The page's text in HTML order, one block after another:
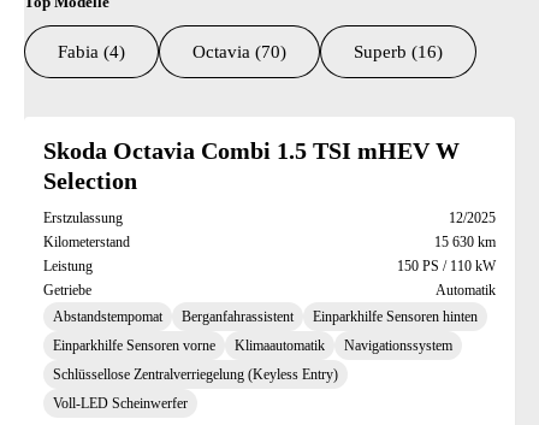
Fabia (4) Octavia (70) Superb (16)
Skoda Octavia Combi 1.5 TSI mHEV W
Selection
Erstzulassung
12/2025
Kilometerstand
15 630 km
Leistung
150 PS / 110 kW
Getriebe
Automatik
Abstandstempomat
Berganfahrassistent
Einparkhilfe Sensoren hinten
Einparkhilfe Sensoren vorne
Klimaautomatik
Navigationssystem
Schlüssellose Zentralverriegelung (Keyless Entry)
Voll-LED Scheinwerfer